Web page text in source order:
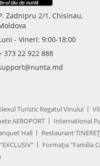
Zadnipru 2/1, Chisinau,
- Vineri: 9:00-18:00
373 22 922 888
Turistic Regatul Vinului
AEROPORT
International
Hall
Restaurant
Formația "Familia